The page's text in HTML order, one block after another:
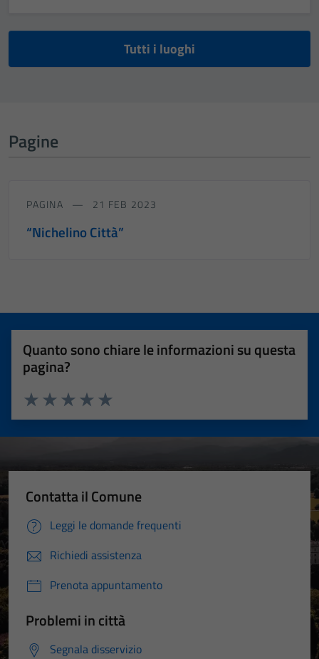
Tutti i luoghi
Pagine
PAGINA 21 FEB 2023
“Nichelino Città”
Quanto sono chiare le informazioni su questa
pagina?
Valuta 5 stelle su 5
Valuta 4 stelle su 5
Valuta 3 stelle su 5
Valuta 2 stelle su 5
Valuta 1 stelle su 5
Contatta il Comune
Leggi le domande frequenti
Richiedi assistenza
Prenota appuntamento
Problemi in città
Segnala disservizio